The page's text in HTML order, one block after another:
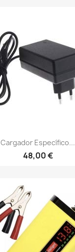
Cargador Específico...
48,00 €